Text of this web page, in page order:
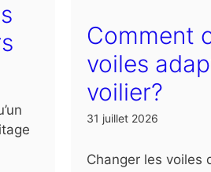
Comment
voiles
voilier?
31 juillet 2026
Changer les voiles